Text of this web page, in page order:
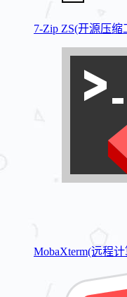
7-Zip ZS(开源压缩
MobaXterm(远程